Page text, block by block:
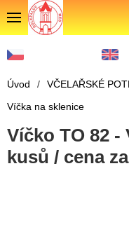
Úvod / VČELAŘSKÉ
Víčka na sklenice
Víčko TO 82 -
kusů / cena